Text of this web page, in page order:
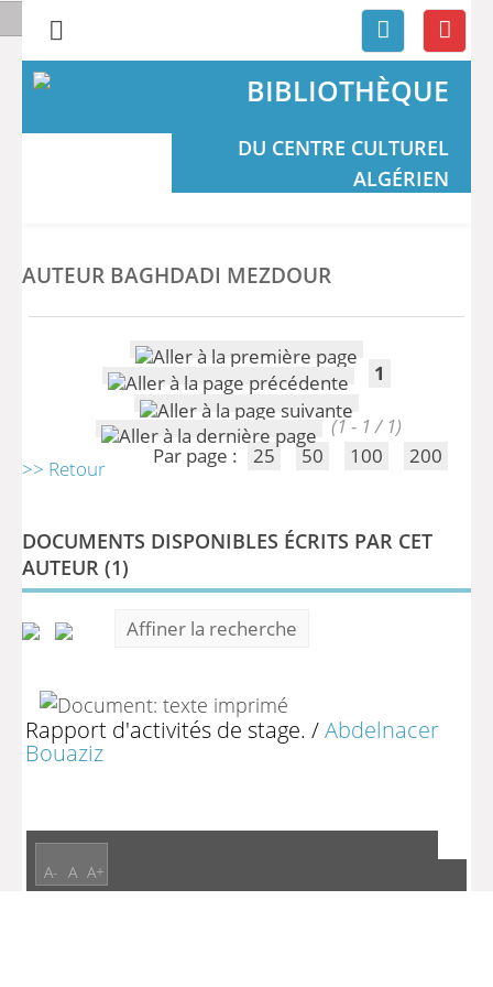
BIBLIOTHÈQUE
DU CENTRE CULTUREL
ALGÉRIEN
AUTEUR BAGHDADI MEZDOUR
1
(1 - 1 / 1)
Par page :
25 50 100 200
>> Retour
DOCUMENTS DISPONIBLES ÉCRITS PAR CET
AUTEUR (1)
Affiner la recherche
Rapport d'activités de stage. /Abdelnacer
Bouaziz
A- A A+